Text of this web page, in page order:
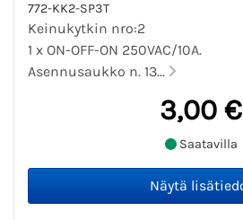
772-KK2-SP3T
Keinukytkin nro:2
1 x ON-OFF-ON 250VAC/10A.
Asennusaukko n. 13...
3,00 €
Saatavilla